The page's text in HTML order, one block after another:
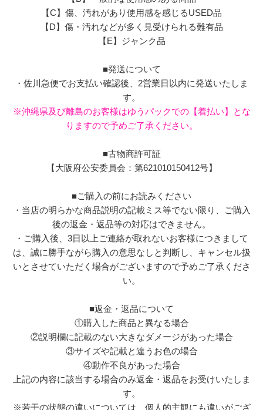
【C】傷、汚れがあり使用感を感じるUSED品
【D】傷・汚れなどが多く見受けられる難有品
【E】ジャンク品
■発送について
・佐川急便でお支払い確認後、2営業日以内に発送いたしま
す。
※沖縄県及び離島のお客様はゆうパックでの【着払い】とな
りますので予めご了承ください。
■古物商許可証
【大阪府公安委員会：第621010150412号】
■ご購入の前にお読みください
・当店の明らかな商品説明の記載ミス等でない限り、ご購入
後の返金・返品等の対応はできません。
・ご購入後、3日以上ご連絡が取れないお客様につきまして
は、誠に勝手ながら購入の意思なしと判断し、キャンセル扱
いとさせていただく場合がございますので予めご了承くださ
い。
■返金・返品について
①購入した商品と異なる場合
②説明欄に記載のない大きなダメージがあった場合
③サイズや記載と違うお色の場合
④動作不良があった場合
上記の内容に該当する場合のみ返金・返品をお受けいたしま
す。
※若干の状態の違いについては、個人的主観にも違いがござ